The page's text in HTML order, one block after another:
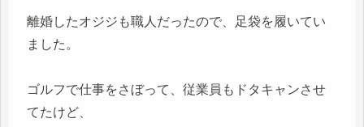
離婚したオジジも職人だったので、足袋を履いてい
ました。
ゴルフで仕事をさぼって、従業員もドタキャンさせ
てたけど、